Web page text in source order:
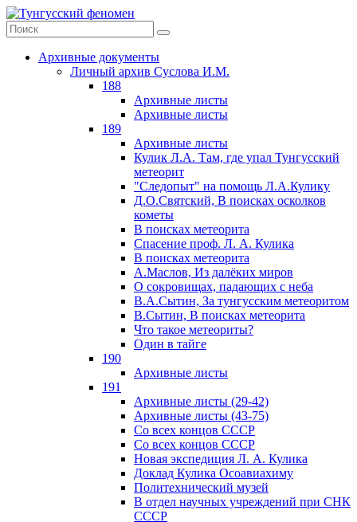
Архивные документы
Личный архив Суслова И.М.
188
Архивные листы
Архивные листы
189
Архивные листы
Кулик Л.А. Там, где упал Тунгусский
метеорит
"Следопыт" на помощь Л.А.Кулику
Д.О.Святский, В поисках осколков
кометы
В поисках метеорита
Спасение проф. Л. А. Кулика
В поисках метеорита
А.Маслов, Из далёких миров
О сокровищах, падающих с неба
В.А.Сытин, За тунгусским метеоритом
В.Сытин, В поисках метеорита
Что такое метеориты?
Один в тайге
190
Архивные листы
191
Архивные листы (29-42)
Архивные листы (43-75)
Со всех концов СССР
Со всех концов СССР
Новая экспедиция Л. А. Кулика
Доклад Кулика Осоавиахиму
Политехнический музей
В отдел научных учреждений при СНК
СССР